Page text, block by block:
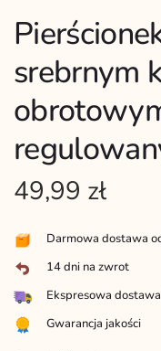
srebrnym
49,99 zł
Darmowa dostawa
14 dni na zwrot
Ekspresowa
Gwarancja jakości